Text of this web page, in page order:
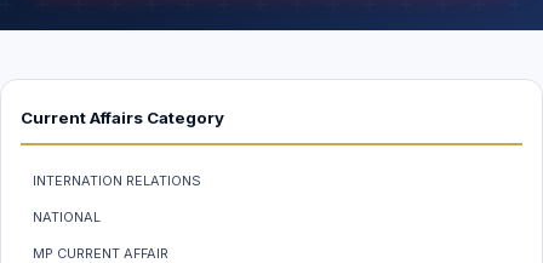
Current Affairs Category
INTERNATION RELATIONS
NATIONAL
MP CURRENT AFFAIR